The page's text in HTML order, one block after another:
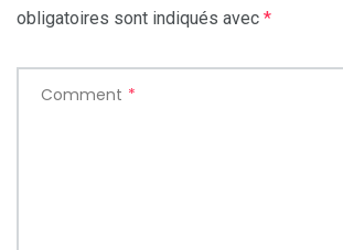
obligatoires sont indiqués avec *
Comment *